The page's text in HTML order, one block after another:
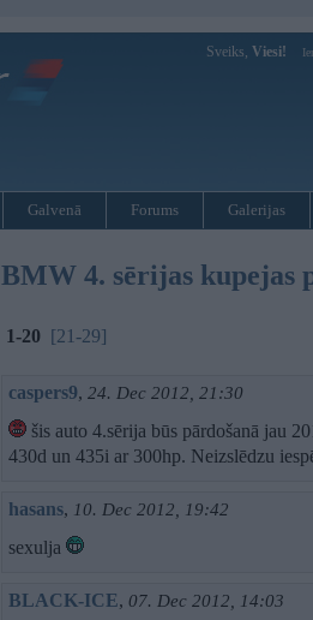
Sveiks, Viesi!
Galvenā Forums Galerijas
BMW 4. sērijas kupejas
1-20 [21-29]
caspers9, 24. Dec 2012, 21:30
šis auto 4.sērija būs pārdošanā jau
430d un 435i ar 300hp. Neizslēdzu
hasans, 10. Dec 2012, 19:42
sexulja
BLACK-ICE, 07. Dec 2012, 14:03